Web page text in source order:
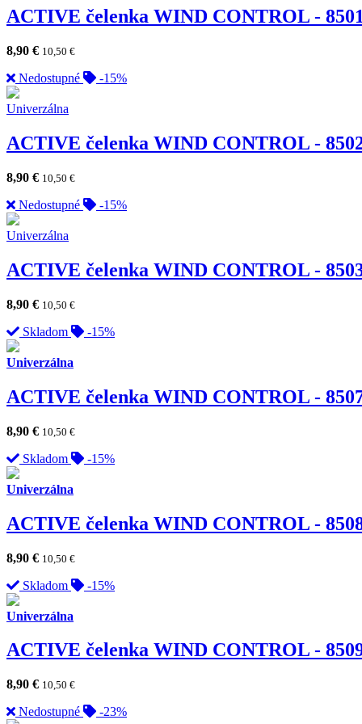
ACTIVE čelenka WIND CONTROL -
8,90 € 10,50 €
Nedostupné -15%
Univerzálna
ACTIVE čelenka WIND CONTROL -
8,90 € 10,50 €
Nedostupné -15%
Univerzálna
ACTIVE čelenka WIND CONTROL -
8,90 € 10,50 €
Skladom -15%
Univerzálna
ACTIVE čelenka WIND CONTROL -
8,90 € 10,50 €
Skladom -15%
Univerzálna
ACTIVE čelenka WIND CONTROL -
8,90 € 10,50 €
Skladom -15%
Univerzálna
ACTIVE čelenka WIND CONTROL -
8,90 € 10,50 €
Nedostupné -23%